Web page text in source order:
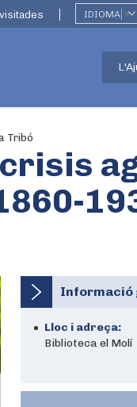
IDIOMA ▼
Tribó
Informació
Lloc i adreça:
Biblioteca el Molí